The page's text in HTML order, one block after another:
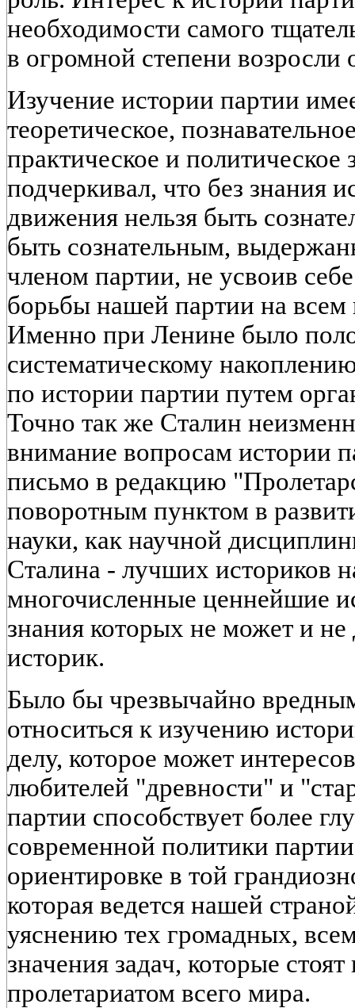
необходимости самого
в огромной степени
Изучение истории партии
теоретическое,
практическое и политическое
подчеркивал, что без знания
движения нельзя быть
быть сознательным,
членом партии, не усвоив
борьбы нашей партии на всем
Именно при Ленине было
систематическому
по истории партии путем
Точно так же Сталин
внимание вопросам истории
письмо в редакцию
поворотным пунктом в
науки, как научной
Сталина - лучших историков
многочисленные ценнейшие
знания которых не может и
историк.
Было бы чрезвычайно
относиться к изучению
делу, которое может
любителей "древности" и
партии способствует более
современной политики
ориентировке в той
которая ведется нашей
уяснению тех громадных,
значения задач, которые
пролетариатом всего мира.